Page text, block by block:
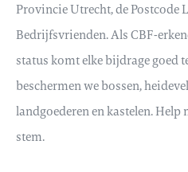
Provincie Utrecht, de Postcode
Bedrijfsvrienden. Als CBF-
status komt elke bijdrage goed
beschermen we bossen,
landgoederen en kastelen. Help
stem.